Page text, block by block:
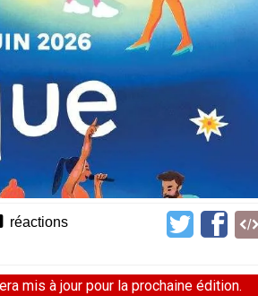
réactions
mis à jour pour la prochaine édition.